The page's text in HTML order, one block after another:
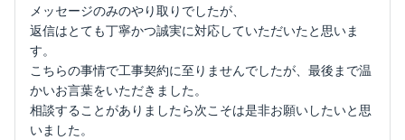
メッセージのみのやり取りでしたが、
返信はとても丁寧かつ誠実に対応していただいたと思いま
す。
こちらの事情で工事契約に至りませんでしたが、最後まで温
かいお言葉をいただきました。
相談することがありましたら次こそは是非お願いしたいと思
いました。